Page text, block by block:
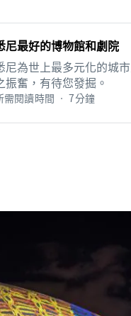
尼最好的博物館和劇院
尼為世上最多元化的城
振奮，有待您發掘。
需閱讀時間 • 7分鐘